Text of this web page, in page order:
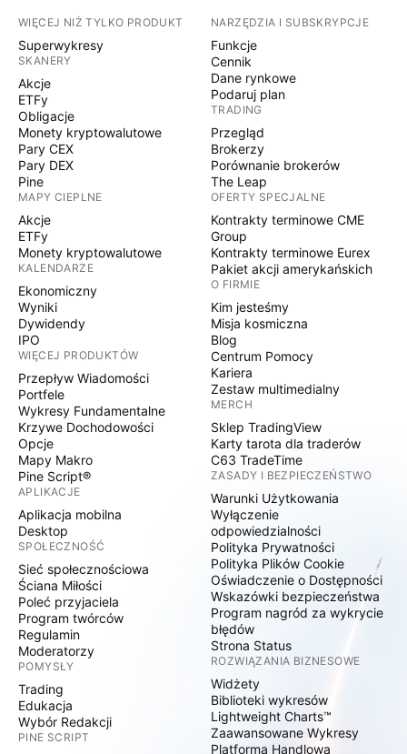
WIĘCEJ NIŻ TYLKO PRODUKT
Superwykresy
SKANERY
Akcje
ETFy
Obligacje
Monety kryptowalutowe
Pary CEX
Pary DEX
Pine
MAPY CIEPLNE
Akcje
ETFy
Monety kryptowalutowe
KALENDARZE
Ekonomiczny
Wyniki
Dywidendy
IPO
WIĘCEJ PRODUKTÓW
Przepływ Wiadomości
Portfele
Wykresy Fundamentalne
Krzywe Dochodowości
Opcje
Mapy Makro
Pine Script®
APLIKACJE
Aplikacja mobilna
Desktop
SPOŁECZNOŚĆ
Sieć społecznościowa
Ściana Miłości
Poleć przyjaciela
Program twórców
Regulamin
Moderatorzy
POMYSŁY
Trading
Edukacja
Wybór Redakcji
PINE SCRIPT
NARZĘDZIA I SUBSKRYPCJE
Funkcje
Cennik
Dane rynkowe
Podaruj plan
TRADING
Przegląd
Brokerzy
Porównanie brokerów
The Leap
OFERTY SPECJALNE
Kontrakty terminowe CME
Group
Kontrakty terminowe Eurex
Pakiet akcji amerykańskich
O FIRMIE
Kim jesteśmy
Misja kosmiczna
Blog
Centrum Pomocy
Kariera
Zestaw multimedialny
MERCH
Sklep TradingView
Karty tarota dla traderów
C63 TradeTime
ZASADY I BEZPIECZEŃSTWO
Warunki Użytkowania
Wyłączenie
odpowiedzialności
Polityka Prywatności
Polityka Plików Cookie
Oświadczenie o Dostępności
Wskazówki bezpieczeństwa
Program nagród za wykrycie
błędów
Strona Status
ROZWIĄZANIA BIZNESOWE
Widżety
Biblioteki wykresów
Lightweight Charts™
Zaawansowane Wykresy
Platforma Handlowa